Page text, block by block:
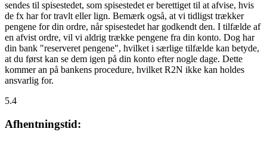
sendes til spisestedet, som spisestedet er berettiget til at afvise, hvis
de fx har for travlt eller lign. Bemærk også, at vi tidligst trækker
pengene for din ordre, når spisestedet har godkendt den. I tilfælde af
en afvist ordre, vil vi aldrig trække pengene fra din konto. Dog har
din bank "reserveret pengene", hvilket i særlige tilfælde kan betyde,
at du først kan se dem igen på din konto efter nogle dage. Dette
kommer an på bankens procedure, hvilket R2N ikke kan holdes
ansvarlig for.
5.4
Afhentningstid: